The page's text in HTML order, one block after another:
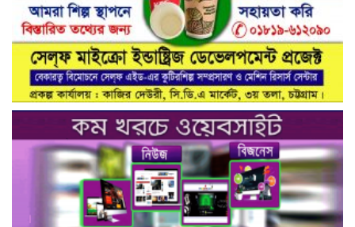
নাগরিক সেবা প্রদানে মাধবদী পৌরসভার
যুগান্তকারী সাফল্য স্বস্তিতে পৌরবাসী
গাজীপুরের কালিয়াকৈরে ভেজাল সন্দেশ
কারখানায় ভোক্তা অধিদপ্তরের অভিযান,
শাস্তিবিহী ৭৫ হাজার টাকা জরিমানা
বিষয়: সিআরবি’র নরসিংদী জেলা শাখার
উদ্যোগে মাসিক বাজার পর্যবেক্ষণ কার্যক্রম
সম্পন্ন